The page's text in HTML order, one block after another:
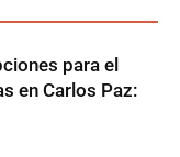
para el
en Carlos Paz: